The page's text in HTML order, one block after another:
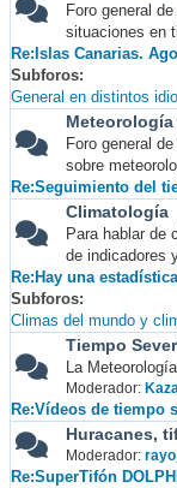
Foro general
situaciones en
Re:Islas Canarias.
Subforos
General en distintos
Meteorología
Foro general
sobre
Re:Seguimiento del
Climatología
Para hablar de
de indicadores
Re:Hay una
Subforos
Climas del mundo y
Tiempo
La
Moderador:
Re:Vídeos de tiempo
Huracanes,
Moderador:
Re:SuperTifón